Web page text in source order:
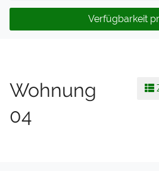
Verfügbarkeit
Wohnung
04